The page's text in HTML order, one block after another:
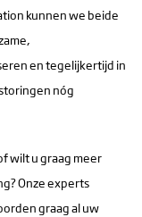
kunnen we beide
en tegelijkertijd in
nóg
wilt u graag meer
Onze experts
graag al uw